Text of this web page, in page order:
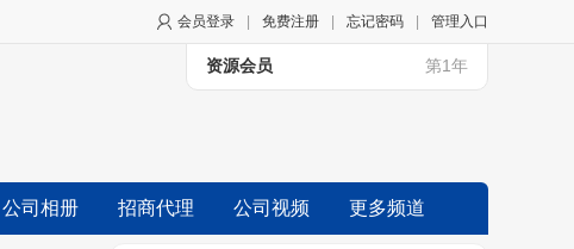
会员登录 免费注册 忘记密码 管理入口
资源会员 第1年
公司相册 招商代理 公司视频 更多频道